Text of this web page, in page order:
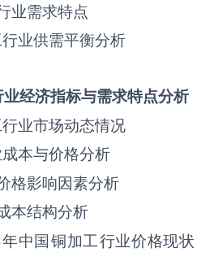
业需求特点
业供需平衡分析
业经济指标与需求特点分析
业市场动态情况
本与价格分析
格影响因素分析
本结构分析
年中国‌‌‌‌‌‌‌铜加工‌‌‌‌‌‌‌‌‌‌‌‌‌‌‌‌‌‌‌行业价格现状